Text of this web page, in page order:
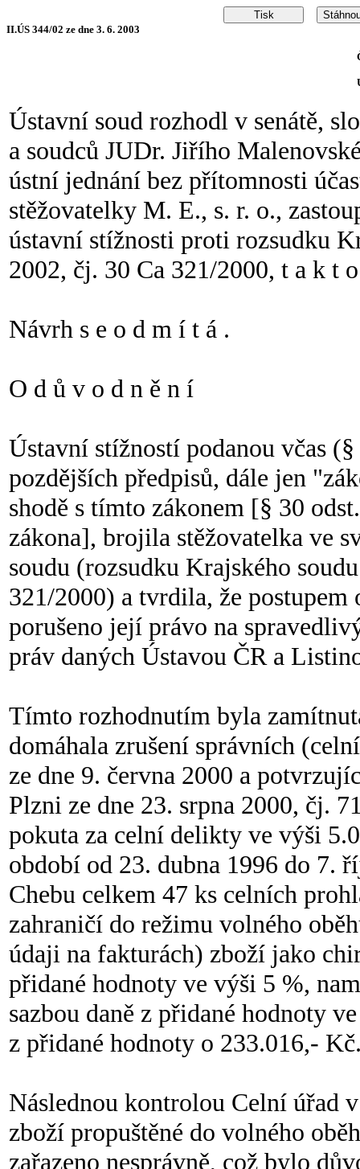
II.ÚS 344/02 ze dne 3. 6. 2003
Ústavní soud rozhodl v senátě,
a soudců JUDr. Jiřího
ústní jednání bez přítomnosti
stěžovatelky M. E., s. r. o.,
ústavní stížnosti proti rozsudku
2002, čj. 30 Ca 321/2000, t a k t
Návrh s e o d m í t á .
O d ů v o d n ě n í
Ústavní stížností podanou včas
pozdějších předpisů, dále jen
shodě s tímto zákonem [§ 30
zákona], brojila stěžovatelka ve
soudu (rozsudku Krajského
321/2000) a tvrdila, že postupem
porušeno její právo na
práv daných Ústavou ČR a
Tímto rozhodnutím byla
domáhala zrušení správních
ze dne 9. června 2000 a
Plzni ze dne 23. srpna 2000, čj.
pokuta za celní delikty ve výši
období od 23. dubna 1996 do 7.
Chebu celkem 47 ks celních
zahraničí do režimu volného
údaji na fakturách) zboží jako
přidané hodnoty ve výši 5 %,
sazbou daně z přidané hodnoty
z přidané hodnoty o 233.016,-
Následnou kontrolou Celní úřad
zboží propuštěné do volného
zařazeno nesprávně, což bylo